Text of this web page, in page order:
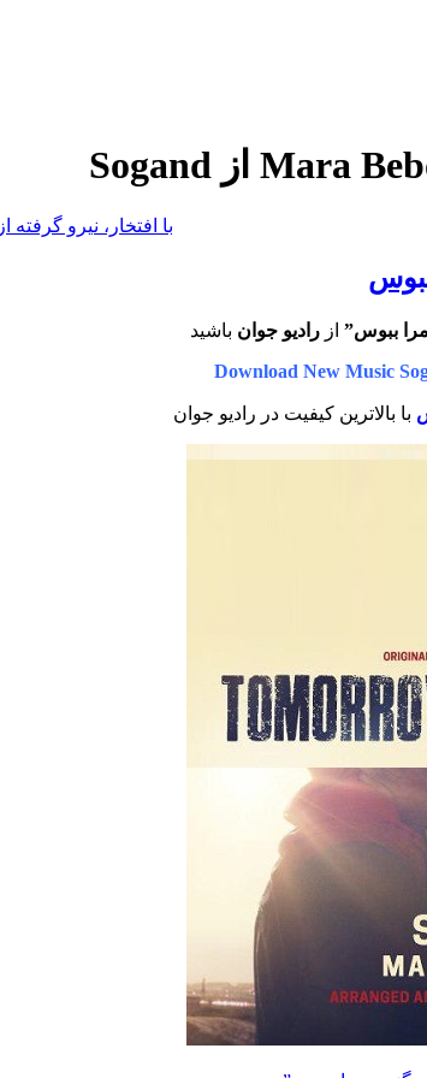
مرا ببوس” ازرادیو جوان باشید
Download New Music
با بالاترین کیفیت در رادیو جوان
با افتخار، نیرو گرفته از WordPress